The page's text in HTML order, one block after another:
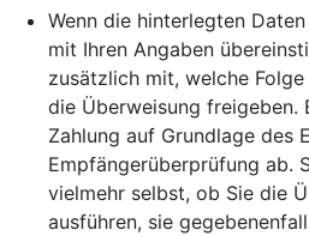
Wenn die hinterlegten
mit Ihren Angaben
zusätzlich mit, welche
die Überweisung freigeben.
Zahlung auf Grundlage des
Empfängerüberprüfung ab.
vielmehr selbst, ob Sie die
ausführen, sie